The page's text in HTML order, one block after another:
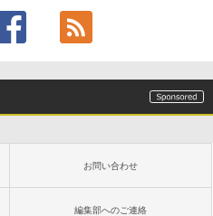
お問い合わせ
編集部へのご連絡